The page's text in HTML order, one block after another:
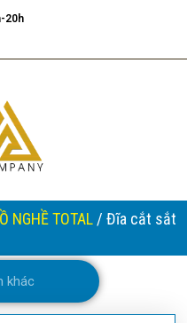
20h
NGHỀ TOTAL/ Đĩa cắt sắt